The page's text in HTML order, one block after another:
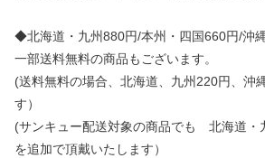
◆北海道・九州880円/本州・四国660円/沖
一部送料無料の商品もございます。
(送料無料の場合、北海道、九州220円、沖
す）
(サンキュー配送対象の商品でも 北海道・
を追加で頂戴いたします）